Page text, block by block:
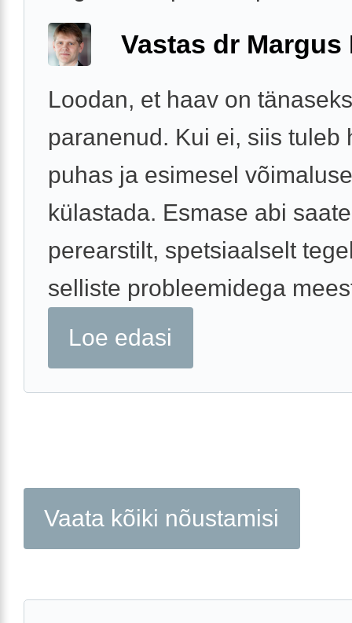
Vastas dr Margus
Loodan, et haav on
paranenud. Kui ei, siis tuleb
puhas ja esimesel
külastada. Esmase abi saate
perearstilt, spetsiaalselt
selliste probleemidega
Loe edasi
Vaata kõiki nõustamisi